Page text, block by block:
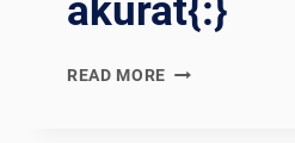
akurat{:}
READ MORE